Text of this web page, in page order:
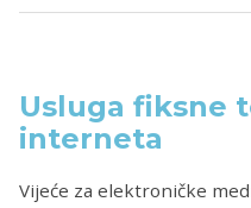
Usluga fiksne
interneta
Vijeće za elektroničke